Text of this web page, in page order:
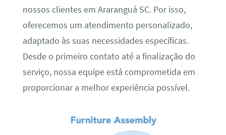
nossos clientes em Araranguá SC. Por isso,
oferecemos um atendimento personalizado,
adaptado às suas necessidades específicas.
Desde o primeiro contato até a finalização do
serviço, nossa equipe está comprometida em
proporcionar a melhor experiência possível.